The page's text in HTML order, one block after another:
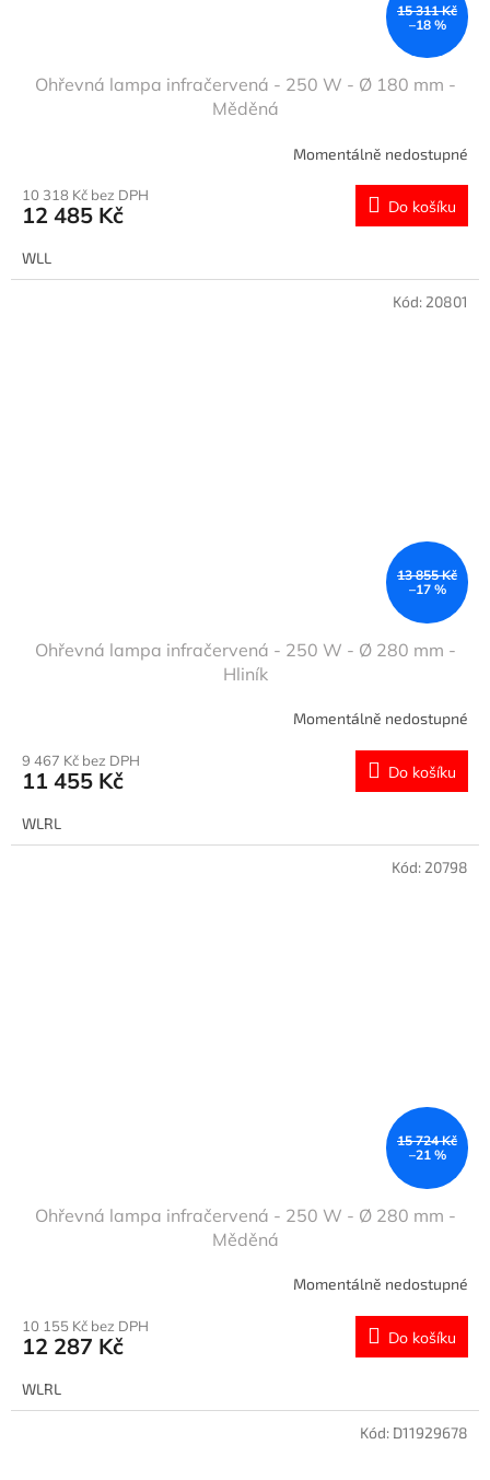
15 311 Kč
–18 %
Ohřevná lampa infračervená - 250 W - Ø 180 mm -
Měděná
Momentálně nedostupné
10 318 Kč bez DPH
12 485 Kč Do košíku
WLL
13 855 Kč
–17 %
Ohřevná lampa infračervená - 250 W - Ø 280 mm -
Hliník
Momentálně nedostupné
9 467 Kč bez DPH
11 455 Kč Do košíku
WLRL
Kód: 20801
15 724 Kč
–21 %
Ohřevná lampa infračervená - 250 W - Ø 280 mm -
Měděná
Momentálně nedostupné
10 155 Kč bez DPH
12 287 Kč Do košíku
WLRL
Kód: 20798
Kód: D11929678